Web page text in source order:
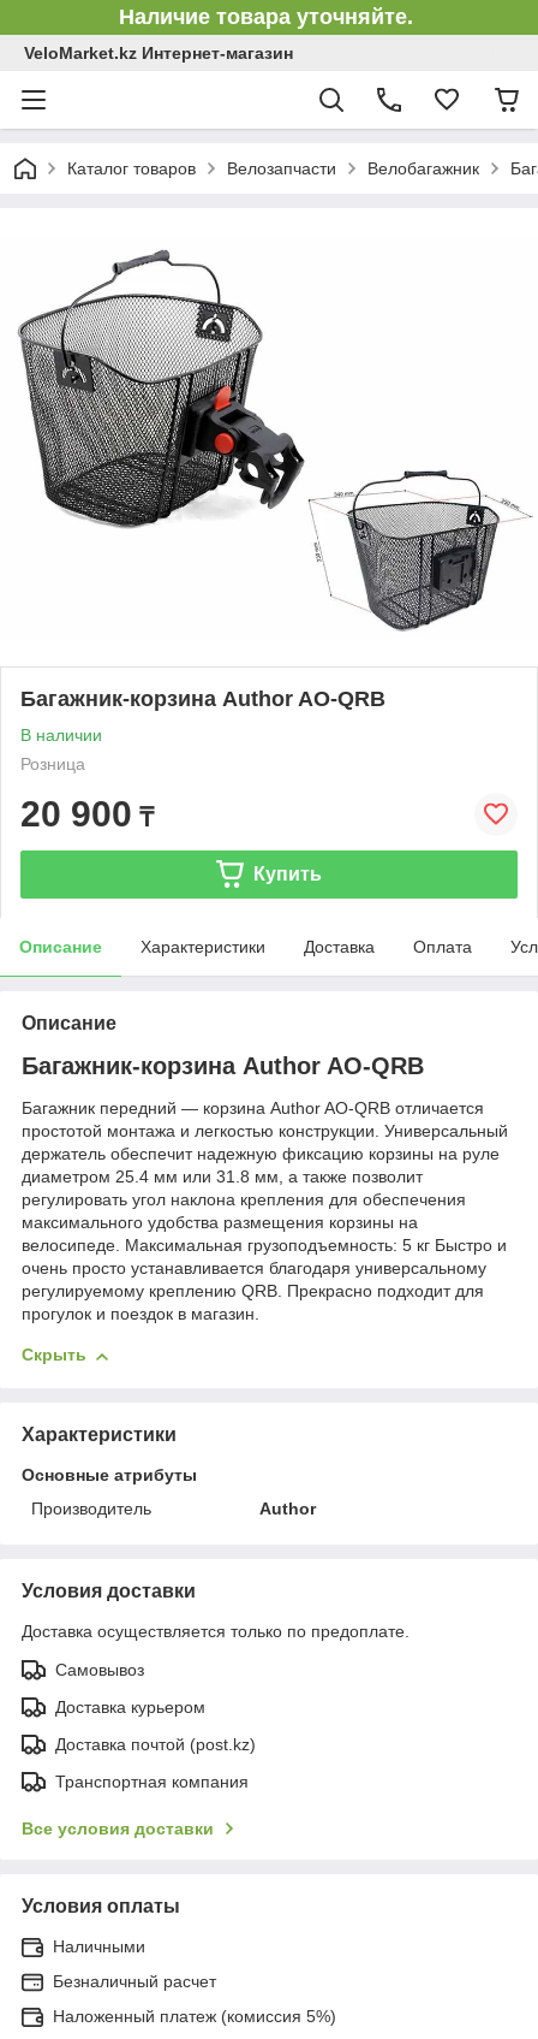
Наличие товара уточняйте.
VeloMarket.kz Интернет-магазин
Каталог товаров Велозапчасти Велобагажник
Багажник-корзина Author AO-QRB
В наличии
Розница
20 900 ₸
Купить
Описание Характеристики Доставка Оплата
Описание
Багажник-корзина Author AO-QRB
Багажник передний — корзина Author AO-QRB отличается
простотой монтажа и легкостью конструкции. Универсальный
держатель обеспечит надежную фиксацию корзины на руле
диаметром 25.4 мм или 31.8 мм, а также позволит
регулировать угол наклона крепления для обеспечения
максимального удобства размещения корзины на
велосипеде. Максимальная грузоподъемность: 5 кг Быстро и
очень просто устанавливается благодаря универсальному
регулируемому креплению QRB. Прекрасно подходит для
прогулок и поездок в магазин.
Скрыть
Характеристики
Основные атрибуты
Производитель
Author
Условия доставки
Доставка осуществляется только по предоплате.
Самовывоз
Доставка курьером
Доставка почтой (post.kz)
Транспортная компания
Все условия доставки
Условия оплаты
Наличными
Безналичный расчет
Наложенный платеж (комиссия 5%)